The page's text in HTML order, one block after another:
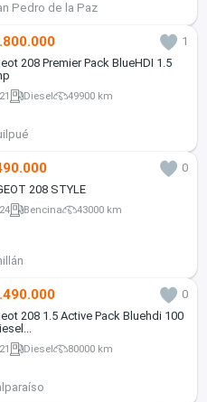
Pedro de la Paz
1
208 Premier Pack BlueHDI 1.5
Diesel 49900 km
0
208 STYLE
Bencina 43000 km
0
208 1.5 Active Pack Bluehdi 100
Diesel 80000 km